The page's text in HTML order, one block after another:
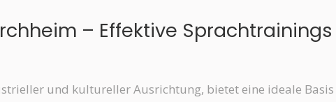
– Effektive
und kultureller Ausrichtung, bietet eine ideale